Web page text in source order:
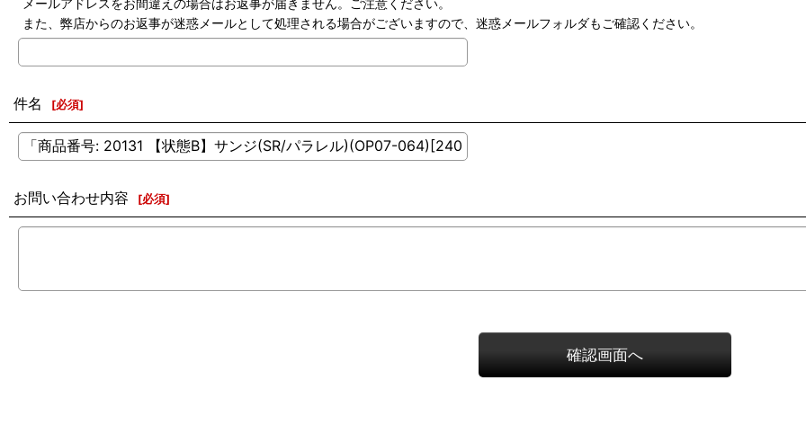
また、弊店からのお返事が迷惑メールとして処理される場合がございますので、迷惑メールフォルダもご確認ください。
件名 [必須]
お問い合わせ内容 [必須]
確認画面へ